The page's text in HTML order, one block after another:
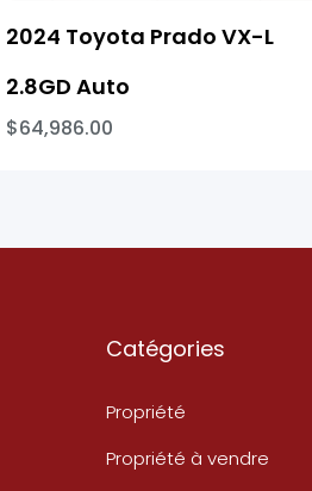
2024 Toyota Prado VX-L
2.8GD Auto
$64,986.00
Catégories
Propriété
Propriété à vendre